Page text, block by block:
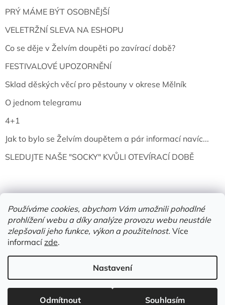
Používáme cookies, abychom Vám umožnili pohodlné
prohlížení webu a díky analýze provozu webu neustále
zlepšovali jeho funkce, výkon a použitelnost. Více
informacízde.
Nastavení
Odmítnout Souhlasím
PRÝ MÁME BÝT OSOBNĚJŠÍ
VELETRŽNÍ SLEVA NA ESHOPU
Co se děje v Želvím doupěti po zavírací době?
FESTIVALOVÉ UPOZORNĚNÍ
Sklad děských věcí pro pěstouny v okrese Mělník
O jednom telegramu
4+1
Jak to bylo se Želvím doupětem a pár informací navíc...
SLEDUJTE NAŠE "SOCKY" KVŮLI OTEVÍRACÍ DOBĚ
Vytvořil Shoptet
Copyright 2026Želví doupě | knihy & vinyly | Mělník. Všechna
práva vyhrazena.
Upravit nastavení cookies